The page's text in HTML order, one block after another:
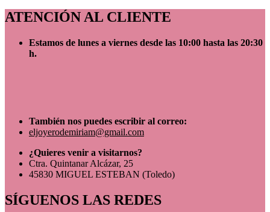
ATENCIÓN AL CLIENTE
Estamos de lunes a viernes desde las 10:00 hasta las 20:30
h.
También nos puedes escribir al correo:
eljoyerodemiriam@gmail.com
¿Quieres venir a visitarnos?
Ctra. Quintanar Alcázar, 25
45830 MIGUEL ESTEBAN (Toledo)
SÍGUENOS LAS REDES